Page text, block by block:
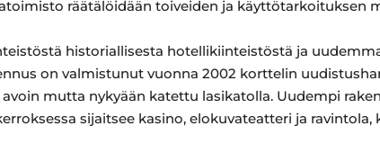
räätälöidään toiveiden ja käyttötarkoituksen
historiallisesta hotellikiinteistöstä ja
on valmistunut vuonna 2002 korttelin
mutta nykyään katettu lasikatolla. Uudempi
sijaitsee kasino, elokuvateatteri ja ravintola,